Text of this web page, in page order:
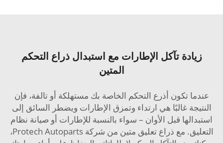
زيادة تآكل الإطارات مع استبدال ذراع التحكم
المتين
عندما تكون أذرع التحكم الخاصة بك مستهلكة أو تالفة، فإن
النتيجة غالبًا هي ارتداء وتمزق الإطارات ويضطر السائق إلى
استبدالها قبل الأوان – سواء بالنسبة للإطارات أو صيانة نظام
التعليق. مع ذراع تعليق متين من شركة Protech Autoparts،